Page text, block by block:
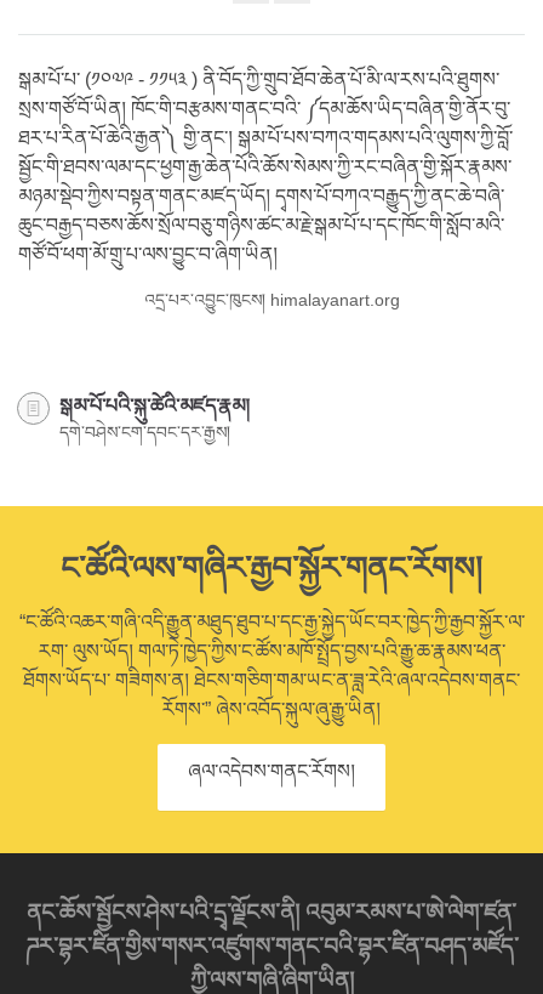
facebook
སྒམ་པོ་པ་ (༡༠༧༩ - ༡༡༥༣ ) ནི་བོད་ཀྱི་གྲུབ་ཐོབ་ཆེན་པོ་མི་ལ་རས་པའི་ཐུགས་
སྲས་གཙོ་བོ་ཡིན། ཁོང་གི་བརྩམས་གནང་བའི་ ༼དམ་ཆོས་ཡིད་བཞིན་གྱི་ནོར་བུ་
ཐར་པ་རིན་པོ་ཆེའི་རྒྱན་༽ གྱི་ནང་། སྒམ་པོ་པས་བཀའ་གདམས་པའི་ལུགས་ཀྱི་བློ་
སྦྱོང་གི་ཐབས་ལམ་དང་ཕྱག་རྒྱ་ཆེན་པོའི་ཆོས་སེམས་ཀྱི་རང་བཞིན་གྱི་སྐོར་རྣམས་
མཉམ་སྡེབ་ཀྱིས་བསྟན་གནང་མཛད་ཡོད། དྭགས་པོ་བཀའ་བརྒྱུད་ཀྱི་ནང་ཆེ་བཞི་
ཆུང་བརྒྱད་བཅས་ཆོས་སྲོལ་བཅུ་གཉིས་ཚང་མ་རྗེ་སྒམ་པོ་པ་དང་ཁོང་གི་སློབ་མའི་
གཙོ་བོ་ཕག་མོ་གྲུ་པ་ལས་བྱུང་བ་ཞིག་ཡིན།
འདྲ་པར་འབྱུང་ཁུངས། himalayanart.org
སྒམ་པོ་པའི་སྐུ་ཚེའི་མཛད་རྣམ།
དགེ་བཤེས་ངག་དབང་དར་རྒྱས།
ང་ཚོའི་ལས་གཞིར་རྒྱབ་སྐྱོར་གནང་རོགས།
“ང་ཚོའི་འཆར་གཞི་འདི་རྒྱུན་མཐུད་ཐུབ་པ་དང་རྒྱ་སྐྱེད་ཡོང་བར་ཁྱེད་ཀྱི་རྒྱབ་སྐྱོར་ལ་
རག་ ལུས་ཡོད། གལ་ཏེ་ཁྱེད་ཀྱིས་ང་ཚོས་མཁོ་སྤྲོད་བྱས་པའི་རྒྱུ་ཆ་རྣམས་ཕན་
ཐོགས་ཡོད་པ་ གཟིགས་ན། ཐེངས་གཅིག་གམ་ཡང་ན་ཟླ་རེའི་ཞལ་འདེབས་གནང་
རོགས་” ཞེས་འབོད་སྐུལ་ཞུ་རྒྱུ་ཡིན།
ཞལ་འདེབས་གནང་རོགས།
ནང་ཆོས་སྦྱོངས་ཤེས་པའི་དྲྭ་ལྗོངས་ནི། འབུམ་རམས་པ་ཨེ་ལེག་ཛན་
ཌར་བྷར་ཛིན་གྱིས་གསར་འཛུགས་གནང་བའི་བྷར་ཛིན་བཤད་མཛོད་
ཀྱི་ལས་གཞི་ཞིག་ཡིན།